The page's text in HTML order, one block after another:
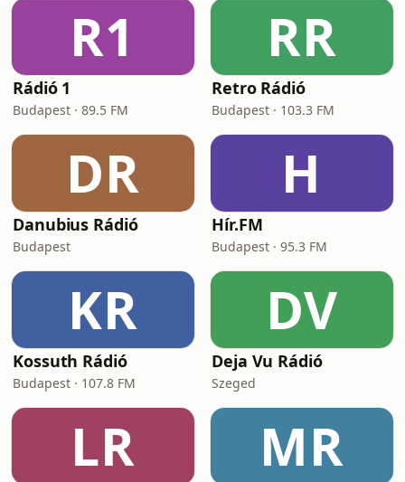
R1
Rádió 1
Budapest · 89.5 FM
RR
Retro Rádió
Budapest · 103.3 FM
DR
Danubius Rádió
Budapest
H
Hír.FM
Budapest · 95.3 FM
KR
Kossuth Rádió
Budapest · 107.8 FM
DV
Deja Vu Rádió
Szeged
LR MR